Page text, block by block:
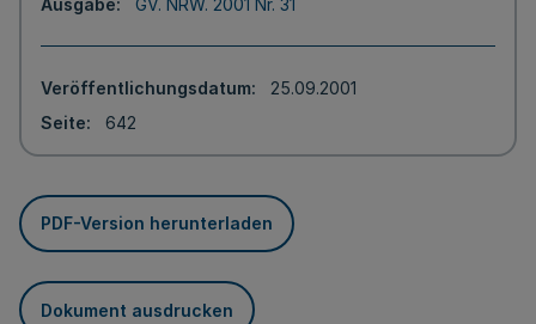
Ausgabe
GV. NRW. 2001 Nr. 31
Veröffentlichungsdatum
25.09.2001
Seite
642
PDF-Version herunterladen
Dokument ausdrucken